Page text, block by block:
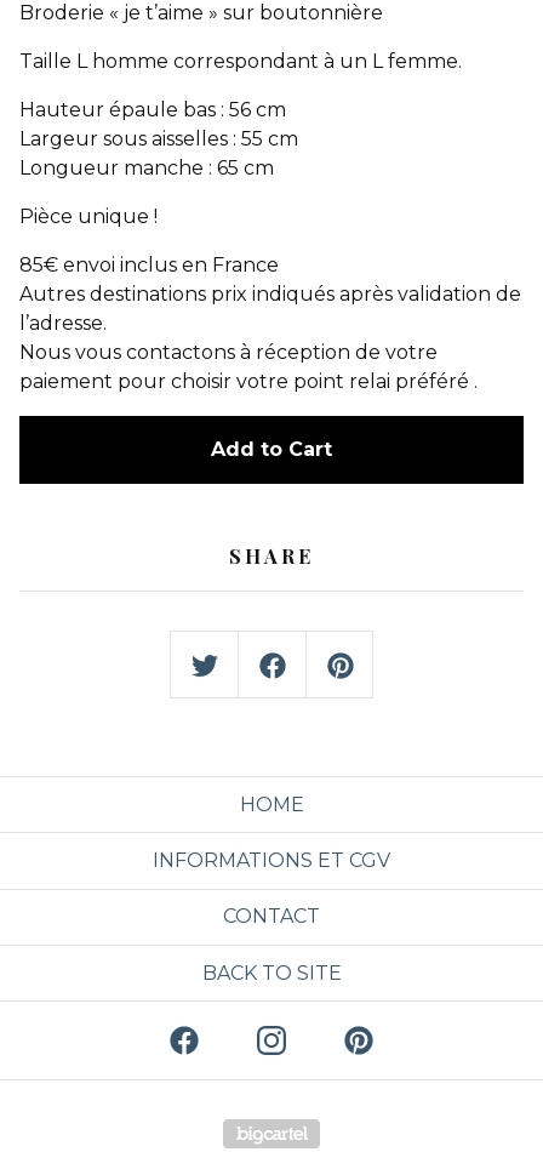
Broderie « je t’aime » sur boutonnière
Taille L homme correspondant à un L femme.
Hauteur épaule bas : 56 cm
Largeur sous aisselles : 55 cm
Longueur manche : 65 cm
Pièce unique !
85€ envoi inclus en France
Autres destinations prix indiqués après validation de
l’adresse.
Nous vous contactons à réception de votre
paiement pour choisir votre point relai préféré .
Add to Cart
SHARE
HOME
INFORMATIONS ET CGV
CONTACT
BACK TO SITE